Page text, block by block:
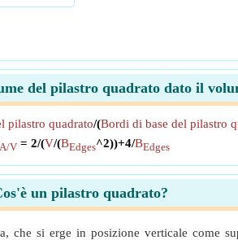
del pilastro quadrato dato il
pilastro quadrato/(Bordi di base del pilastro
A/V = 2/(V/(BEdges^2))+4/BEdges
un pilastro quadrato?
che si erge in posizione verticale come